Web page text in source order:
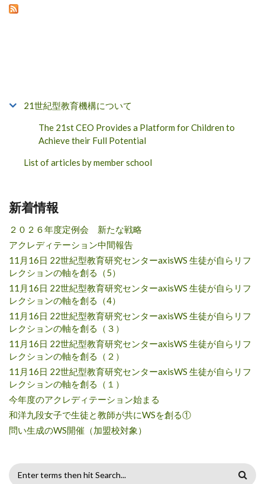
21世紀型教育機構について
The 21st CEO Provides a Platform for Children to
Achieve their Full Potential
List of articles by member school
新着情報
２０２６年度定例会 新たな戦略
アクレディテーション中間報告
11月16日 22世紀型教育研究センターaxisWS 生徒が自らリフ
レクションの軸を創る（5）
11月16日 22世紀型教育研究センターaxisWS 生徒が自らリフ
レクションの軸を創る（4）
11月16日 22世紀型教育研究センターaxisWS 生徒が自らリフ
レクションの軸を創る（３）
11月16日 22世紀型教育研究センターaxisWS 生徒が自らリフ
レクションの軸を創る（２）
11月16日 22世紀型教育研究センターaxisWS 生徒が自らリフ
レクションの軸を創る（１）
今年度のアクレディテーション始まる
和洋九段女子で生徒と教師が共にWSを創る①
問い生成のWS開催（加盟校対象）